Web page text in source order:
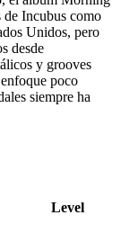
de Incubus como
Unidos, pero
desde
y grooves
poco
siempre ha
Level